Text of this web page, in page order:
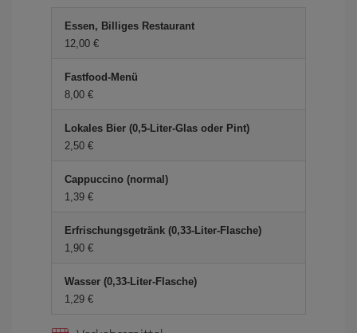
Essen, Billiges Restaurant
12,00 €
Fastfood-Menü
8,00 €
Lokales Bier (0,5-Liter-Glas oder Pint)
2,50 €
Cappuccino (normal)
1,39 €
Erfrischungsgetränk (0,33-Liter-Flasche)
1,90 €
Wasser (0,33-Liter-Flasche)
1,29 €